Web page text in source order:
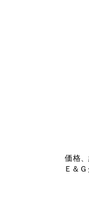
価格
Ｅ＆